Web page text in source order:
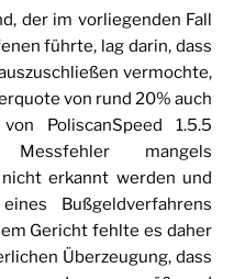
der im vorliegenden Fall
führte, lag darin, dass
vermochte,
von rund 20% auch
PoliscanSpeed 1.5.5
mangels
erkannt werden und
Bußgeldverfahrens
Gericht fehlte es daher
Überzeugung, dass